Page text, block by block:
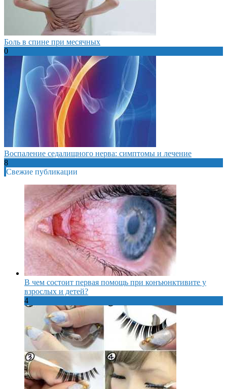
Боль в спине при месячных
0
Воспаление седалищного нерва: симптомы и лечение
8
Свежие публикации
В чем состоит первая помощь при конъюнктивите у
взрослых и детей?
4